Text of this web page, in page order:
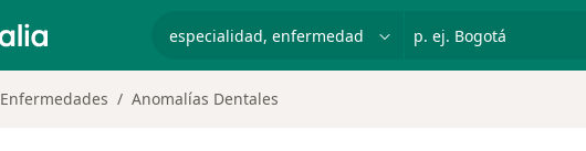
p. ej. Bogotá
Enfermedades Anomalías Dentales